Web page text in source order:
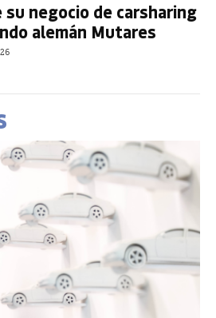
negocio de carsharing
alemán Mutares